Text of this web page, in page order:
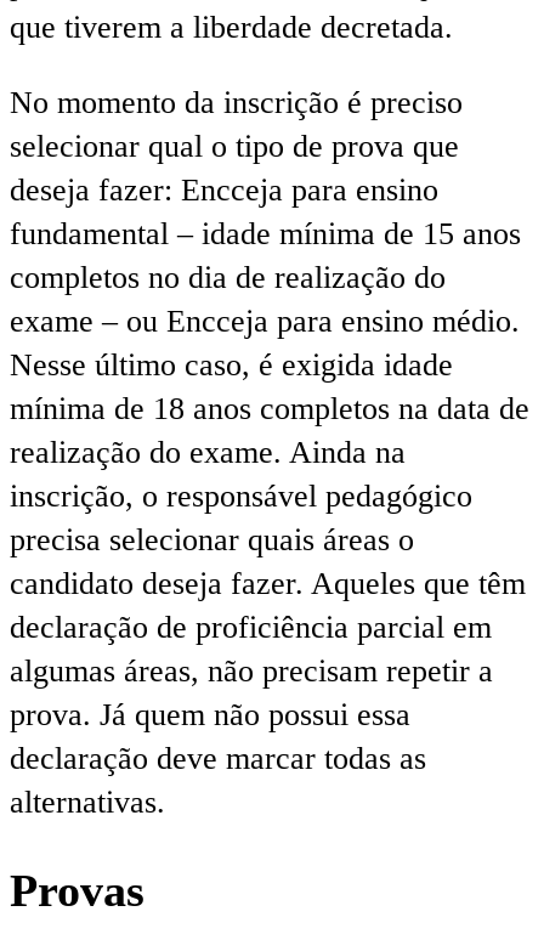
que tiverem a liberdade decretada.
No momento da inscrição é preciso
selecionar qual o tipo de prova que
deseja fazer: Encceja para ensino
fundamental – idade mínima de 15 anos
completos no dia de realização do
exame – ou Encceja para ensino médio.
Nesse último caso, é exigida idade
mínima de 18 anos completos na data de
realização do exame. Ainda na
inscrição, o responsável pedagógico
precisa selecionar quais áreas o
candidato deseja fazer. Aqueles que têm
declaração de proficiência parcial em
algumas áreas, não precisam repetir a
prova. Já quem não possui essa
declaração deve marcar todas as
alternativas.
Provas